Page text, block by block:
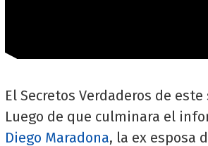
El Secretos Verdaderos de
Luego de que culminara el
Diego Maradona, la ex esposa